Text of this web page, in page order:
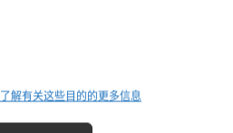
了解有关这些目的的更多信息